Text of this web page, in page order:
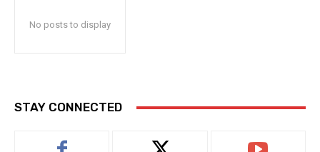
No posts to display
STAY CONNECTED